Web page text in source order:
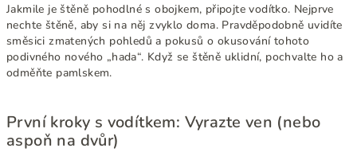
Jakmile je štěně pohodlné s obojkem, připojte vodítko. Nejprve
nechte štěně, aby si na něj zvyklo doma. Pravděpodobně uvidíte
směsici zmatených pohledů a pokusů o okusování tohoto
podivného nového „hada“. Když se štěně uklidní, pochvalte ho a
odměňte pamlskem.
První kroky s vodítkem: Vyrazte ven (nebo
aspoň na dvůr)